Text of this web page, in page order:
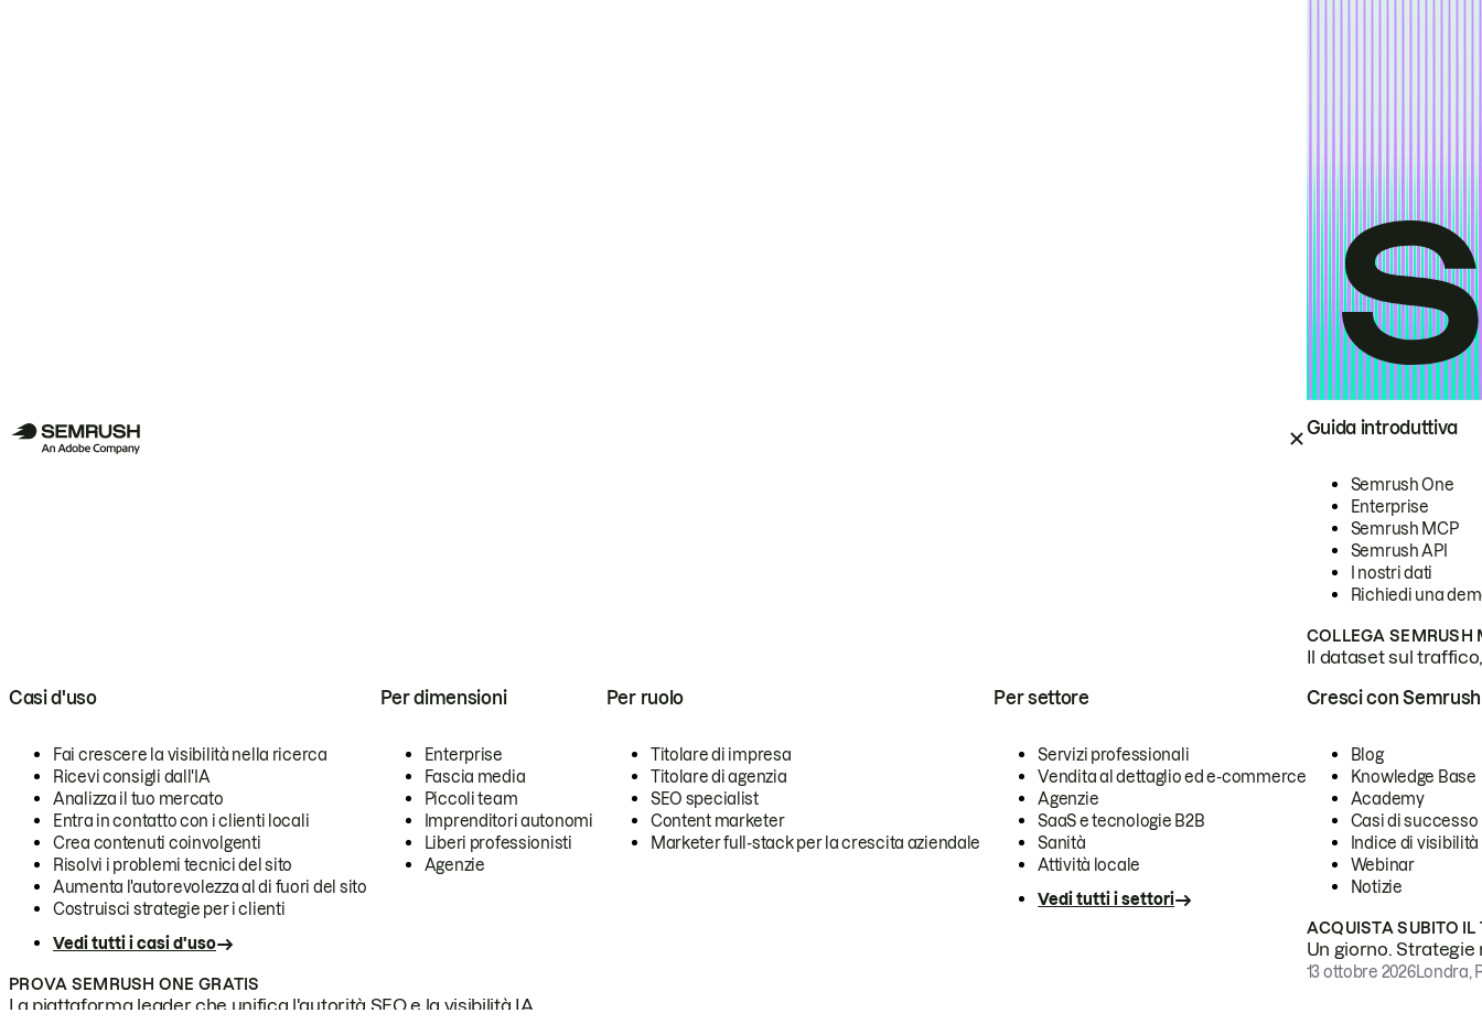
Guida introduttiva
Semrush One
Enterprise
Semrush MCP
Semrush API
I nostri dati
Richiedi una
COLLEGA SEMRUSH
Il dataset sul
Casi d'uso
Fai crescere la visibilità nella ricerca
Ricevi consigli dall'IA
Analizza il tuo mercato
Entra in contatto con i clienti locali
Crea contenuti coinvolgenti
Risolvi i problemi tecnici del sito
Aumenta l'autorevolezza al di fuori del sito
Costruisci strategie per i clienti
Vedi tutti i casi d'uso
Per dimensioni
Enterprise
Fascia media
Piccoli team
Imprenditori autonomi
Liberi professionisti
Agenzie
Per ruolo
Titolare di impresa
Titolare di agenzia
SEO specialist
Content marketer
Marketer full-stack per la crescita aziendale
Per settore
Servizi professionali
Vendita al dettaglio ed e-commerce
Agenzie
SaaS e tecnologie B2B
Sanità
Attività locale
Vedi tutti i settori
PROVA SEMRUSH ONE GRATIS
La piattaforma leader che unifica l'autorità SEO e la visibilità IA.
Cresci con Semrush
Blog
Knowledge Base
Academy
Casi di successo
Indice di visibilità
Webinar
Notizie
ACQUISTA SUBITO IL
Un giorno.
13 ottobre 2026Londra,